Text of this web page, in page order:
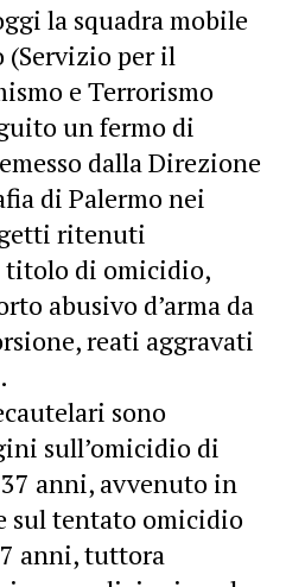
la squadra mobile
(Servizio per il
e Terrorismo
un fermo di
dalla Direzione
di Palermo nei
ritenuti
titolo di omicidio,
abusivo d’arma da
reati aggravati
sono
sull’omicidio di
anni, avvenuto in
sul tentato omicidio
anni, tuttora